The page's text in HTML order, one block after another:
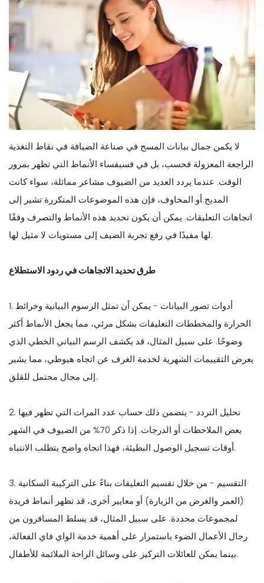
لا يكمن جمال بيانات المسح في صناعة الضيافة في نقاط التغذية
الراجعة المعزولة فحسب، بل في فسيفساء الأنماط التي تظهر بمرور
الوقت. عندما يردد العديد من الضيوف مشاعر مماثلة، سواء كانت
المديح أو المخاوف، فإن هذه الموضوعات المتكررة تشير إلى
اتجاهات التعليقات. يمكن أن يكون تحديد هذه الأنماط والتصرف وفقًا
لها مفيدًا في رفع تجربة الضيف إلى مستويات لا مثيل لها.
طرق تحديد الاتجاهات في ردود الاستطلاع
1. أدوات تصور البيانات - يمكن أن تمثل الرسوم البيانية وخرائط
الحرارة والمخططات التعليقات بشكل مرئي، مما يجعل الأنماط أكثر
وضوحًا. على سبيل المثال، قد يكشف الرسم البياني الخطي الذي
يعرض التقييمات الشهرية لخدمة الغرف عن اتجاه هبوطي، مما يشير
إلى مجال محتمل للقلق.
2. تحليل التردد - يتضمن ذلك حساب عدد المرات التي تظهر فيها
بعض الملاحظات أو الدرجات. إذا ذكر 70% من الضيوف في الشهر
أوقات تسجيل الوصول البطيئة، فهذا اتجاه واضح يتطلب الانتباه.
3. التقسيم - من خلال تقسيم التعليقات بناءً على التركيبة السكانية
(العمر والغرض من الزيارة) أو معايير أخرى، قد تظهر أنماط فريدة
لمجموعات محددة. على سبيل المثال، قد يسلط المسافرون من
رجال الأعمال الضوء باستمرار على أهمية خدمة الواي فاي الفعالة،
بينما يمكن للعائلات التركيز على وسائل الراحة الملائمة للأطفال.